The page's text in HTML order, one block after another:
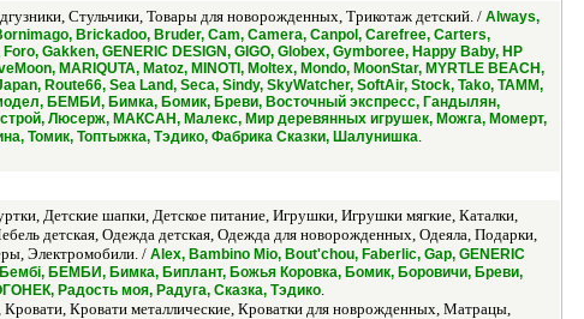
Стульчики, Товары для новорожденных, Трикотаж детский. / Always,
Brickadoo, Bruder, Cam, Camera, Canpol, Carefree, Carters,
Gakken, GENERIC DESIGN, GIGO, Globex, Gymboree, Happy Baby, HP
MARIQUTA, Matoz, MINOTI, Moltex, Mondo, MoonStar, MYRTLE BEACH,
Route66, Sea Land, Seca, Sindy, SkyWatcher, SoftAir, Stock, Tako, TAMM,
модел, БЕМБИ, Бимка, Бомик, Бреви, Восточный экспресс, Гандылян,
Люсерж, МАКСАН, Малекс, Мир деревянных игрушек, Можга, Момерт,
Томик, Топтыжка, Тэдико, Фабрика Сказки, Шалунишка.
Детские шапки, Детское питание, Игрушки, Игрушки мягкие, Каталки,
детская, Одежда детская, Одежда для новорожденных, Одеяла, Подарки,
Электромобили. / Alex, Bambino Mio, Bout'chou, Faberlic, Gap, GENERIC
Бембi, БЕМБИ, Бимка, Биплант, Божья Коровка, Бомик, Боровичи, Бреви,
Радость моя, Радуга, Сказка, Тэдико.
Кровати металлические, Кроватки для новрожденных, Матрацы,